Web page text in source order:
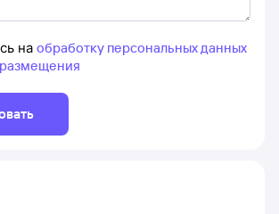
на обработку персональных данных